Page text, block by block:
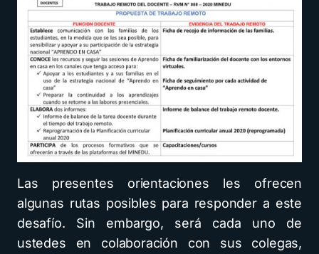
Las presentes orientaciones les ofrecen
algunas rutas posibles para responder a este
desafío. Sin embargo, será cada uno de
ustedes en colaboración con sus colegas,